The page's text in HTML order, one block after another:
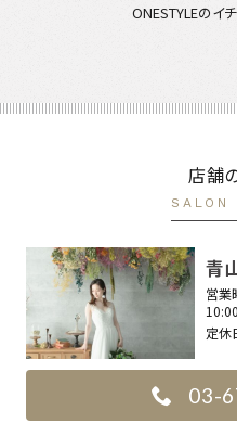
ONESTYLEのイ
店舗
SALON
青
営業
定休
03-